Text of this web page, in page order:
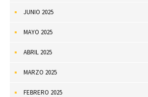
JUNIO 2025
MAYO 2025
ABRIL 2025
MARZO 2025
FEBRERO 2025